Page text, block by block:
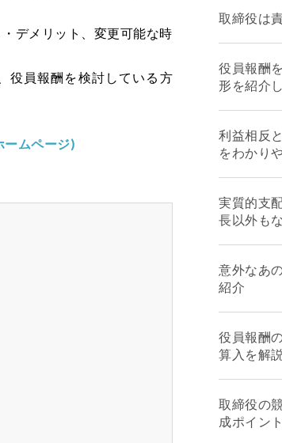
デメリット、変更可能な時
役員報酬を検討している方
ームページ)
取締役は
役員報酬
形を紹介
利益相反
をわかり
実質的支
長以外も
意外なあ
紹介
役員報酬
算入を解説
取締役の
成ポイン